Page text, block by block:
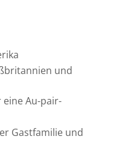
und
Au-pair-
Gastfamilie und